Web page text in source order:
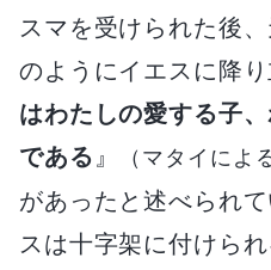
スマを受けられた後
のようにイエスに降
はわたしの愛する子
である 』 （マタイによ
があったと述べられ
スは十字架に付けら